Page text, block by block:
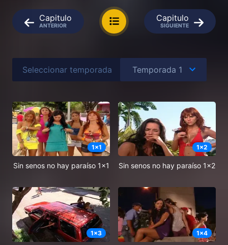
Capitulo
ANTERIOR
Capitulo
SIGUIENTE
Seleccionar temporada
1x1
Sin senos no hay paraíso 1x1
1x2
Sin senos no hay paraíso 1x2
1x3 1x4